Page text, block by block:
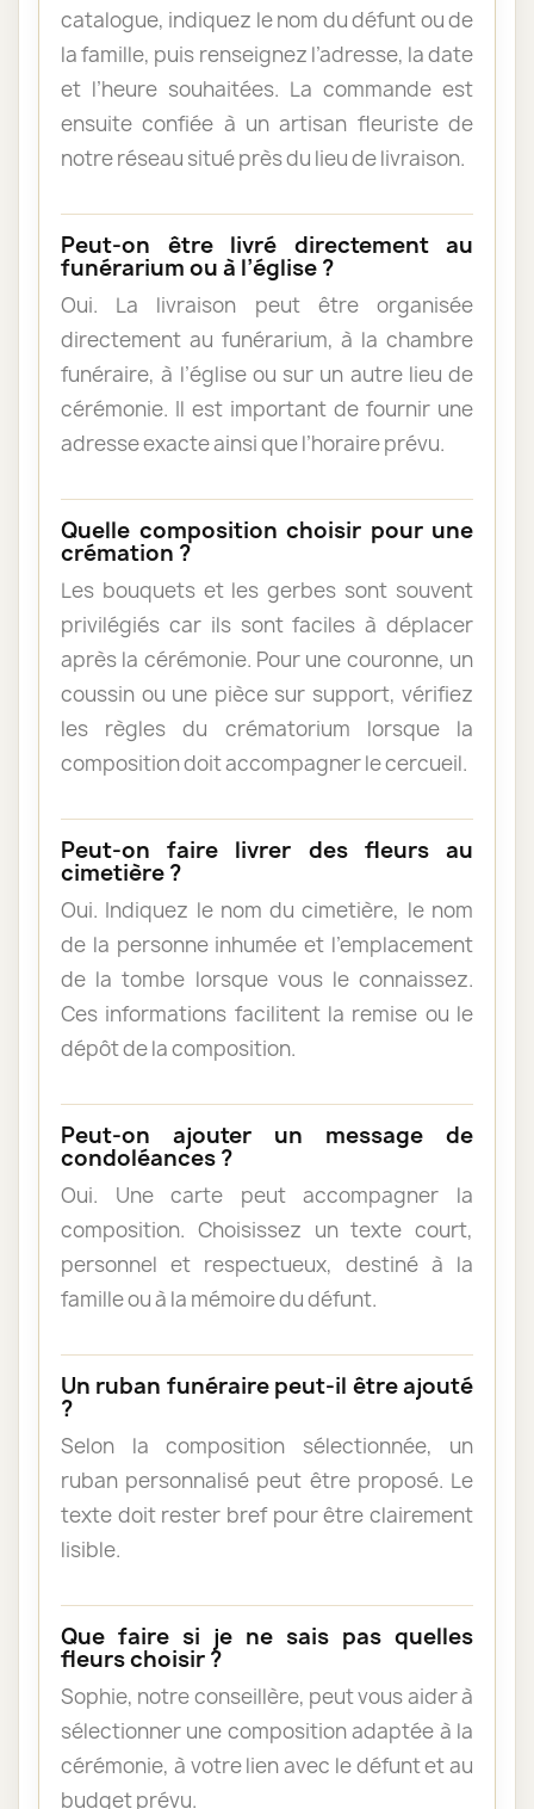
catalogue, indiquez le nom du défunt ou de
la famille, puis renseignez l’adresse, la date
et l’heure souhaitées. La commande est
ensuite confiée à un artisan fleuriste de
notre réseau situé près du lieu de livraison.
Peut-on être livré directement au
funérarium ou à l’église ?
Oui. La livraison peut être organisée
directement au funérarium, à la chambre
funéraire, à l’église ou sur un autre lieu de
cérémonie. Il est important de fournir une
adresse exacte ainsi que l’horaire prévu.
Quelle composition choisir pour une
crémation ?
Les bouquets et les gerbes sont souvent
privilégiés car ils sont faciles à déplacer
après la cérémonie. Pour une couronne, un
coussin ou une pièce sur support, vérifiez
les règles du crématorium lorsque la
composition doit accompagner le cercueil.
Peut-on faire livrer des fleurs au
cimetière ?
Oui. Indiquez le nom du cimetière, le nom
de la personne inhumée et l’emplacement
de la tombe lorsque vous le connaissez.
Ces informations facilitent la remise ou le
dépôt de la composition.
Peut-on ajouter un message de
condoléances ?
Oui. Une carte peut accompagner la
composition. Choisissez un texte court,
personnel et respectueux, destiné à la
famille ou à la mémoire du défunt.
Un ruban funéraire peut-il être ajouté
?
Selon la composition sélectionnée, un
ruban personnalisé peut être proposé. Le
texte doit rester bref pour être clairement
lisible.
Que faire si je ne sais pas quelles
fleurs choisir ?
Sophie, notre conseillère, peut vous aider à
sélectionner une composition adaptée à la
cérémonie, à votre lien avec le défunt et au
budget prévu.